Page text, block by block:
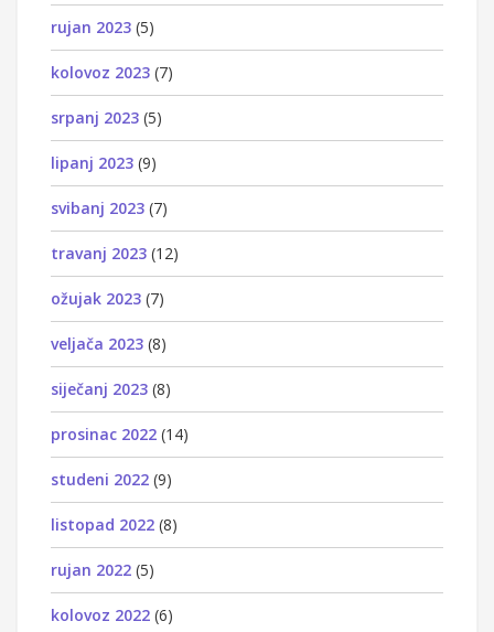
rujan 2023 (5)
kolovoz 2023 (7)
srpanj 2023 (5)
lipanj 2023 (9)
svibanj 2023 (7)
travanj 2023 (12)
ožujak 2023 (7)
veljača 2023 (8)
siječanj 2023 (8)
prosinac 2022 (14)
studeni 2022 (9)
listopad 2022 (8)
rujan 2022 (5)
kolovoz 2022 (6)